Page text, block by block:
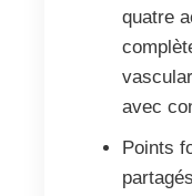
quatre
avec
Points